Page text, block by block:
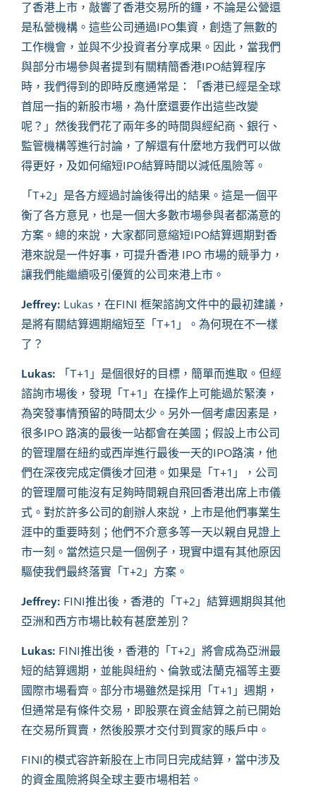
了香港上市，敲響了香港交易所的鑼，不論是公營還
是私營機構。這些公司通過IPO集資，創造了無數的
工作機會，並與不少投資者分享成果。因此，當我們
與部分市場參與者提到有關精簡香港IPO結算程序
時，我們得到的即時反應通常是：「香港已經是全球
首屈一指的新股市場，為什麼還要作出這些改變
呢？」然後我們花了兩年多的時間與經紀商、銀行、
監管機構等進行討論，了解還有什麼地方我們可以做
得更好，及如何縮短IPO結算時間以減低風險等。
「 T+2」是各方經過討論後得出的結果。這是一個平
衡了各方意見，也是一個大多數市場參與者都滿意的
方案。總的來說，大家都同意縮短IPO結算週期對香
港來說是一件好事，可提升香港 IPO 市場的競爭力，
讓我們能繼續吸引優質的公司來港上市。
Jeffrey: Lukas，在FINI 框架諮詢文件中的最初建議，
是將有關結算週期縮短至「T+1」。為何現在不一樣
了？
Lukas:
「T+1」是個很好的目標，簡單而進取。但經
諮詢市場後，發現「T+1」在操作上可能過於緊湊，
為突發事情預留的時間太少。另外一個考慮因素是，
很多IPO 路演的最後一站都會在美國；假設上市公司
的管理層在紐約或西岸進行最後一天的IPO路演，他
們在深夜完成定價後才回港。如果是「T+1」，公司
的管理層可能沒有足夠時間親自飛回香港出席上市儀
式。對於許多公司的創辦人來說，上市是他們事業生
涯中的重要時刻；他們不介意多等一天以親自見證上
市一刻。當然這只是一個例子，現實中還有其他原因
驅使我們最終落實「T+2」方案。
Jeffrey: FINI推出後，香港的「T+2」結算週期與其他
亞洲和西方市場比較有甚麼差別？
Lukas: FINI推出後，香港的「T+2」將會成為亞洲最
短的結算週期，並能與紐約、倫敦或法蘭克福等主要
國際市場看齊。部分市場雖然是採用「T+1」週期，
但通常是有條件交易，即股票在資金結算之前已開始
在交易所買賣，然後股票才交付到買家的賬戶中。
FINI的模式容許新股在上市同日完成結算，當中涉及
的資金風險將與全球主要市場相若。